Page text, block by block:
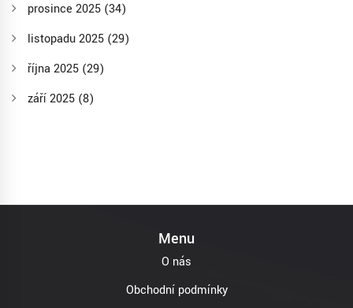
prosince 2025 (34)
listopadu 2025 (29)
října 2025 (29)
září 2025 (8)
Menu
O nás
Obchodní podmínky